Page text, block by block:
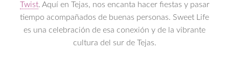
Twist. Aquí en Tejas, nos encanta hacer fiestas y pasar
tiempo acompañados de buenas personas. Sweet Life
es una celebración de esa conexión y de la vibrante
cultura del sur de Tejas.